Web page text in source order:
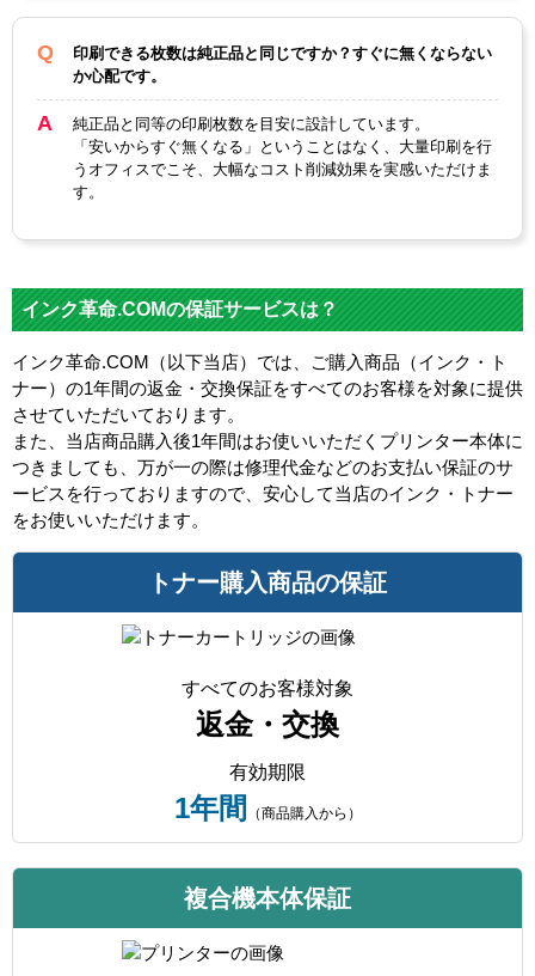
印刷できる枚数は純正品と同じですか？すぐに無くならない
か心配です。
純正品と同等の印刷枚数を目安に設計しています。
「安いからすぐ無くなる」ということはなく、大量印刷を行
うオフィスでこそ、大幅なコスト削減効果を実感いただけま
す。
インク革命.COMの保証サービスは？
インク革命.COM（以下当店）では、ご購入商品（インク・ト
ナー）の1年間の返金・交換保証をすべてのお客様を対象に提供
させていただいております。
また、当店商品購入後1年間はお使いいただくプリンター本体に
つきましても、万が一の際は修理代金などのお支払い保証のサ
ービスを行っておりますので、安心して当店のインク・トナー
をお使いいただけます。
トナー購入商品の保証
すべてのお客様対象
返金・交換
有効期限
1年間 （商品購入から）
複合機本体保証